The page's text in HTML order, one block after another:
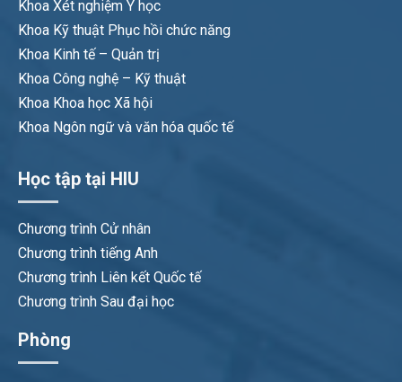
Khoa Xét nghiệm Y học
Khoa Kỹ thuật Phục hồi chức năng
Khoa Kinh tế – Quản trị
Khoa Công nghệ – Kỹ thuật
Khoa Khoa học Xã hội
Khoa Ngôn ngữ và văn hóa quốc tế
Học tập tại HIU
Chương trình Cử nhân
Chương trình tiếng Anh
Chương trình Liên kết Quốc tế
Chương trình Sau đại học
Phòng